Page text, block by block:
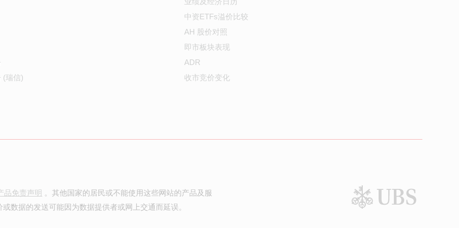
(瑞信)
中资ETFs溢价比较
AH 股价对照
即市板块表现
ADR
收市竞价变化
品免责声明 。其他国家的居民或不能使用这些网站的产品及服
数据的发送可能因为数据提供者或网上交通而延误。